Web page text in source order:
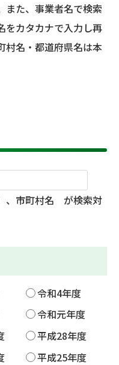
また、事業者名で検索
をカタカナで入力し再
村名・都道府県名は本
、市町村名 が検索対
令和4年度
令和元年度
平成28年度
平成25年度